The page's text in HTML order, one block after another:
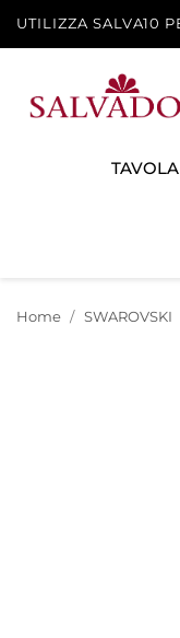
UTILIZZA SALVA10
TAVOLA
Home SWAROVSKI